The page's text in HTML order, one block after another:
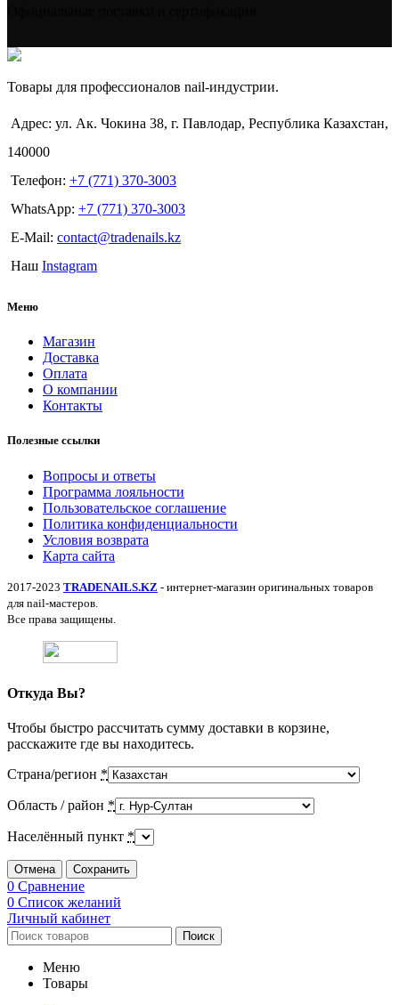
Товары для профессионалов nail-индустрии.
Адрес: ул. Ак. Чокина 38, г. Павлодар, Республика Казахстан,
140000
Телефон: +7 (771) 370-3003
WhatsApp: +7 (771) 370-3003
E-Mail: contact@tradenails.kz
Наш Instagram
Меню
Магазин
Доставка
Оплата
О компании
Контакты
Полезные ссылки
Вопросы и ответы
Программа лояльности
Пользовательское соглашение
Политика конфиденциальности
Условия возврата
Карта сайта
2017-2023 TRADENAILS.KZ - интернет-магазин оригинальных товаров
для nail-мастеров.
Все права защищены.
Откуда Вы?
Чтобы быстро рассчитать сумму доставки в корзине,
расскажите где вы находитесь.
Страна/регион *
Область / район *
Населённый пункт *
Отмена Сохранить
0 Сравнение
0 Список желаний
Личный кабинет
Поиск
Меню
Товары